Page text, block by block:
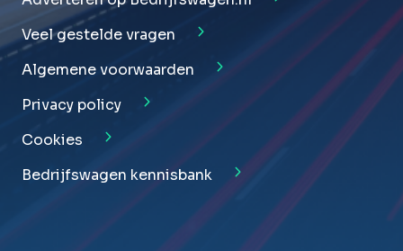
Veel gestelde vragen
Algemene voorwaarden
Privacy policy
Cookies
Bedrijfswagen kennisbank